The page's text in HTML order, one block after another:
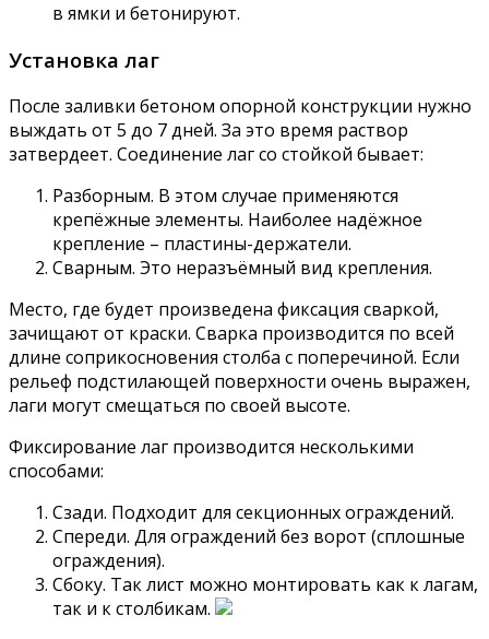
в ямки и бетонируют.
Установка лаг
После заливки бетоном опорной конструкции нужно
выждать от 5 до 7 дней. За это время раствор
затвердеет. Соединение лаг со стойкой бывает:
Разборным. В этом случае применяются
крепёжные элементы. Наиболее надёжное
крепление – пластины-держатели.
Сварным. Это неразъёмный вид крепления.
Место, где будет произведена фиксация сваркой,
зачищают от краски. Сварка производится по всей
длине соприкосновения столба с поперечиной. Если
рельеф подстилающей поверхности очень выражен,
лаги могут смещаться по своей высоте.
Фиксирование лаг производится несколькими
способами:
Сзади. Подходит для секционных ограждений.
Спереди. Для ограждений без ворот (сплошные
ограждения).
Сбоку. Так лист можно монтировать как к лагам,
так и к столбикам.